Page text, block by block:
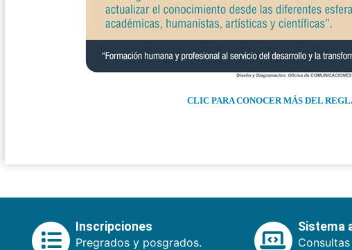
CLIC PARA CONOCER MÁS DEL
Inscripciones
Pregrados y posgrados.
Sistema